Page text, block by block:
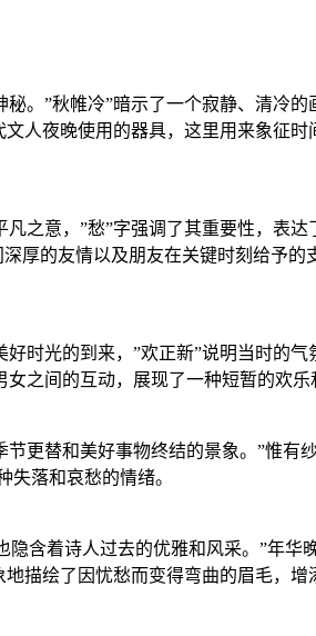
。”秋帷冷”暗示了一个寂静、清冷
人夜晚使用的器具，这里用来象征
之意，”愁”字强调了其重要性，表
厚的友情以及朋友在关键时刻给予的
时光的到来，”欢正新”说明当时的
之间的互动，展现了一种短暂的欢乐
更替和美好事物终结的景象。”惟有
落和哀愁的情绪。
含着诗人过去的优雅和风采。”年华
描绘了因忧愁而变得弯曲的眉毛，增